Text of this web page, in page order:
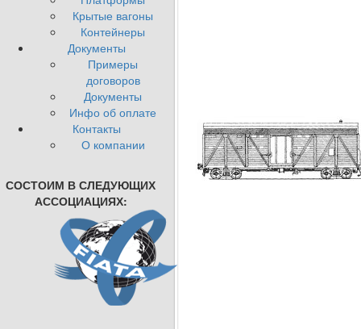
Крытые вагоны
Контейнеры
Документы
Примеры
договоров
Документы
Инфо об оплате
Контакты
О компании
СОСТОИМ В СЛЕДУЮЩИХ
АССОЦИАЦИЯХ: